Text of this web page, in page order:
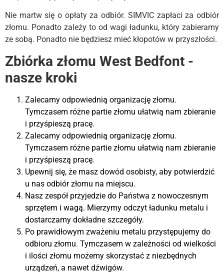
Nie martw się o opłaty za odbiór. SIMVIC zapłaci za odbiór
złomu. Ponadto zależy to od wagi ładunku, który zabieramy
ze sobą. Ponadto nie będziesz mieć kłopotów w przyszłości.
Zbiórka złomu West Bedfont -
nasze kroki
Zalecamy odpowiednią organizację złomu.
Tymczasem różne partie złomu ułatwią nam zbieranie
i przyśpieszą pracę.
Zalecamy odpowiednią organizację złomu.
Tymczasem różne partie złomu ułatwią nam zbieranie
i przyśpieszą pracę.
Upewnij się, że masz dowód osobisty, aby potwierdzić
u nas odbiór złomu na miejscu.
Nasz zespół przyjedzie do Państwa z nowoczesnym
sprzętem i wagą. Mierzymy odczyt ładunku metalu i
dostarczamy dokładne szczegóły.
Po prawidłowym zważeniu metalu przystępujemy do
odbioru złomu. Tymczasem w zależności od wielkości
i ilości złomu możemy skorzystać z niezbędnych
urządzeń, a nawet dźwigów.